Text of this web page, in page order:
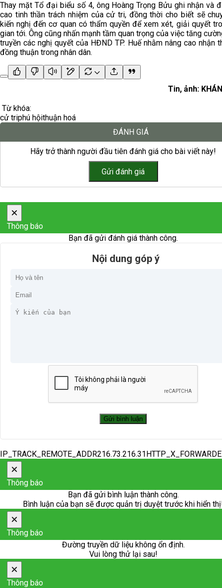
Thay mặt Tổ đại biểu số 4, ông Hoàng Trọng Bửu ghi nhận và
cao tinh thần trách nhiệm của cử tri, đồng thời cho biết sẽ
kiến nghị đến cơ quan có thẩm quyền để xem xét, giải quyết
gian tới. Ông cũng nhấn mạnh tầm quan trọng của việc tăng
truyền các nghị quyết của HĐND TP. Huế nhằm nâng cao nhận
đồng thuận trong nhân dân.
Tin, ảnh:
Từ khóa:
cử triphú hộithuận hoá
ĐÁNH GIÁ
Hãy trở thành người đầu tiên đánh giá cho bài viết này!
×
Thông báo
Bạn đã gửi đánh giá thành công.
Nội dung góp ý
×
Thông báo
Bạn đã gửi bình luận thành công.
Bình luận của bạn sẽ được quản trị duyệt trước khi hiển
×
Thông báo
Đường truyền dữ liệu không ổn định.
Vui lòng thử lại sau!
×
Thông báo